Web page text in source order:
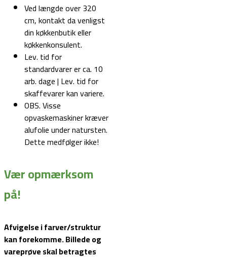
Ved længde over 320
cm, kontakt da venligst
din køkkenbutik eller
køkkenkonsulent.
Lev. tid for
standardvarer er ca. 10
arb. dage | Lev. tid for
skaffevarer kan variere.
OBS. Visse
opvaskemaskiner kræver
alufolie under natursten.
Dette medfølger ikke!
Vær opmærksom
på!
Afvigelse i farver/struktur
kan forekomme. Billede og
vareprøve skal betragtes